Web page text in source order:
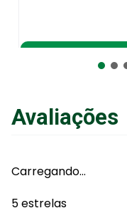
Avaliações
Carregando…
5 estrelas